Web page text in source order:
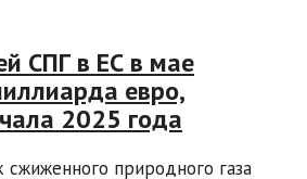
СПГ в ЕС в мае
евро,
2025 года
сжиженного природного газа